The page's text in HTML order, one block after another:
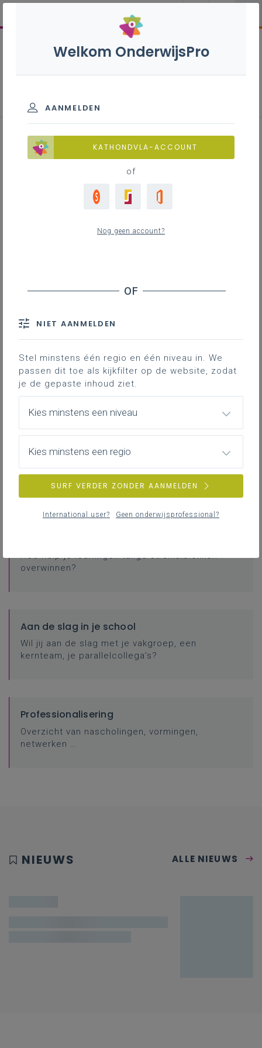
Via praktijksuggesties, achtergrondinformatie en
instrumenten ondersteunen we je om in alle
van je leerlingen te werken.
voor jou is?
2 Hoe een taalbeleid implementeren in je
school?
Wil je weten hoe taalgericht (vak)onderwijs
eruitziet?
Fiches Taalgericht (vak)onderwijs
Wil je met taalgericht (vak)onderwijs aan de slag
overwinnen?
Aan de slag in je school
Wil jij aan de slag met je vakgroep, een
kernteam, je parallelcollega’s?
Professionalisering
Overzicht van nascholingen, vormingen,
netwerken …
NIEUWS ALLE NIEUWS
Welkom OnderwijsPro
AANMELDEN
KATHONDVLA-ACCOUNT
of
Nog geen account?
NIET AANMELDEN
Stel minstens één regio en één niveau in. We
passen dit toe als kijkfilter op de website, zodat
je de gepaste inhoud ziet.
Kies minstens een niveau
Kies minstens een regio
SURF VERDER ZONDER AANMELDEN
International user? Geen onderwijsprofessional?